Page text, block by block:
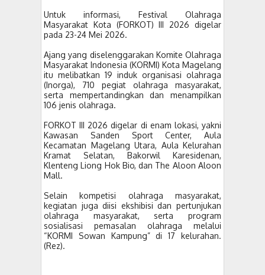
Untuk informasi, Festival Olahraga
Masyarakat Kota (FORKOT) III 2026 digelar
pada 23-24 Mei 2026.
Ajang yang diselenggarakan Komite Olahraga
Masyarakat Indonesia (KORMI) Kota Magelang
itu melibatkan 19 induk organisasi olahraga
(Inorga), 710 pegiat olahraga masyarakat,
serta mempertandingkan dan menampilkan
106 jenis olahraga.
FORKOT III 2026 digelar di enam lokasi, yakni
Kawasan Sanden Sport Center, Aula
Kecamatan Magelang Utara, Aula Kelurahan
Kramat Selatan, Bakorwil Karesidenan,
Klenteng Liong Hok Bio, dan The Aloon Aloon
Mall.
Selain kompetisi olahraga masyarakat,
kegiatan juga diisi ekshibisi dan pertunjukan
olahraga masyarakat, serta program
sosialisasi pemasalan olahraga melalui
“KORMI Sowan Kampung” di 17 kelurahan.
(Rez).